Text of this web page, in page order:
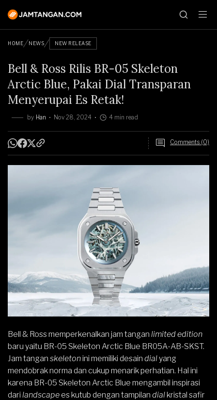
HOME NEWS NEW RELEASE
Bell & Ross Rilis BR-05 Skeleton
Arctic Blue, Pakai Dial Transparan
Menyerupai Es Retak!
by Han Nov 28, 2024 4 min read
Comments (0)
Bell & Rossmemperkenalkan jam tangan limited edition
baru yaitu BR-05 Skeleton Arctic Blue BR05A-AB-SKST.
Jam tangan skeletonini memiliki desain dialyang
mendobrak norma dan cukup menarik perhatian. Hal ini
karena BR-05 Skeleton Arctic Blue mengambil inspirasi
dari landscapeeskutub dengan tampilan dialkristal safir